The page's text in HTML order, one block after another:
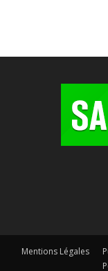
Mentions Légales